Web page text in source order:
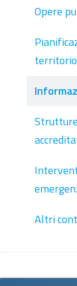
Opere
territorio
Altri